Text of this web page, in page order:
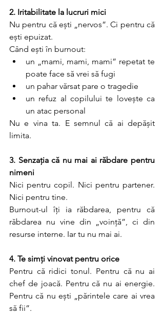
2. Iritabilitate la lucruri mici
Nu pentru că ești „nervos”. Ci pentru că
ești epuizat.
Când ești în burnout:
un „mami, mami, mami” repetat te
poate face să vrei să fugi
un pahar vărsat pare o tragedie
un refuz al copilului te lovește ca
un atac personal
Nu e vina ta. E semnul că ai depășit
limita.
3. Senzația că nu mai ai răbdare pentru
nimeni
Nici pentru copil. Nici pentru partener.
Nici pentru tine.
Burnout-ul îți ia răbdarea, pentru că
răbdarea nu vine din „voință”, ci din
resurse interne. Iar tu nu mai ai.
4. Te simți vinovat pentru orice
Pentru că ridici tonul. Pentru că nu ai
chef de joacă. Pentru că nu ai energie.
Pentru că nu ești „părintele care ai vrea
să fii”.